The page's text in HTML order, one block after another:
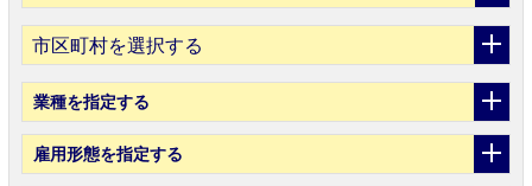
市区町村を選択する
業種を指定する
雇用形態を指定する